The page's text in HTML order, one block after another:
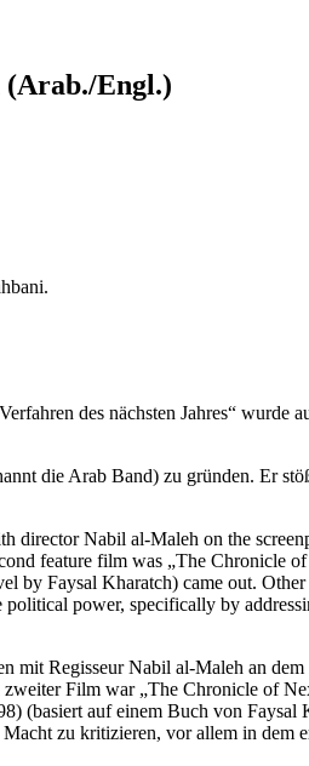
(Arab./Engl.)
des nächsten Jahres“
die Arab Band) zu gründen. Er
Nabil al-Maleh on the
feature film was „The Chronicle
by Faysal Kharatch) came out.
power, specifically by
mit Regisseur Nabil al-Maleh an
Film war „The Chronicle of
(basiert auf einem Buch von
zu kritizieren, vor allem in dem